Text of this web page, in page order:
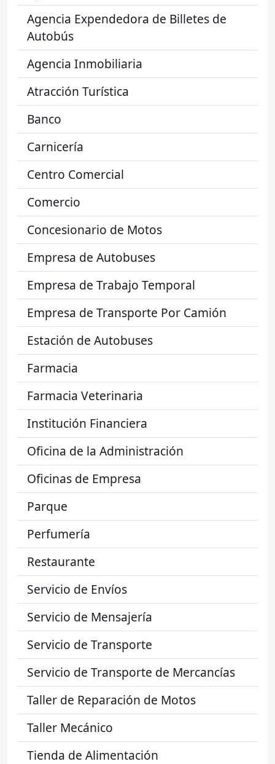
Agencia Expendedora de Billetes de
Autobús
Agencia Inmobiliaria
Atracción Turística
Banco
Carnicería
Centro Comercial
Comercio
Concesionario de Motos
Empresa de Autobuses
Empresa de Trabajo Temporal
Empresa de Transporte Por Camión
Estación de Autobuses
Farmacia
Farmacia Veterinaria
Institución Financiera
Oficina de la Administración
Oficinas de Empresa
Parque
Perfumería
Restaurante
Servicio de Envíos
Servicio de Mensajería
Servicio de Transporte
Servicio de Transporte de Mercancías
Taller de Reparación de Motos
Taller Mecánico
Tienda de Alimentación